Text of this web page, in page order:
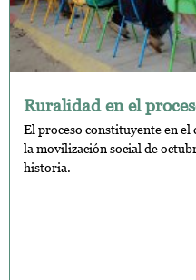
Ruralidad en el
El proceso constituyente en el
la movilización social de
historia.